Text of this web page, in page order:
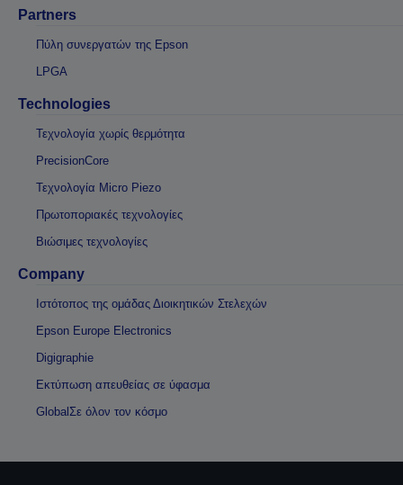
Partners
Πύλη συνεργατών της Epson
LPGA
Technologies
Τεχνολογία χωρίς θερμότητα
PrecisionCore
Τεχνολογία Micro Piezo
Πρωτοποριακές τεχνολογίες
Βιώσιμες τεχνολογίες
Company
Ιστότοπος της ομάδας Διοικητικών Στελεχών
Epson Europe Electronics
Digigraphie
Εκτύπωση απευθείας σε ύφασμα
GlobalΣε όλον τον κόσμο